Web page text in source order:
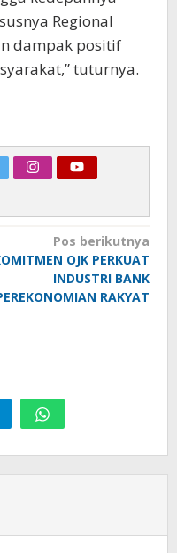
Regional
dampak positif
tuturnya.
Pos berikutnya
OJK PERKUAT
INDUSTRI BANK
RAKYAT